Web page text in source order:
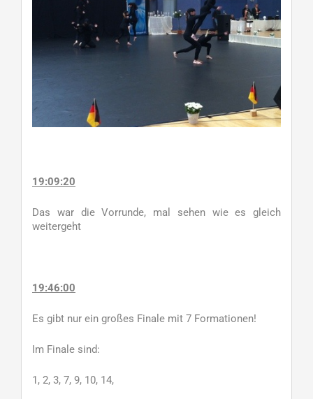
19:09:20
Das war die Vorrunde, mal sehen wie es gleich
weitergeht
19:46:00
Es gibt nur ein großes Finale mit 7 Formationen!
Im Finale sind:
1, 2, 3, 7, 9, 10, 14,